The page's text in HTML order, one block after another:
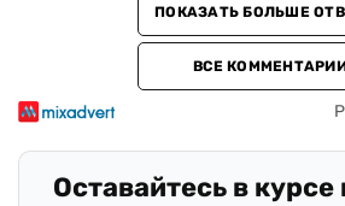
ПОКАЗАТЬ БОЛЬШЕ
ВСЕ
Оставайтесь в